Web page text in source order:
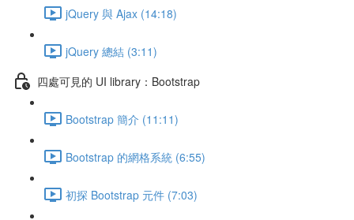
jQuery 與 Ajax (14:18)
jQuery 總結 (3:11)
四處可見的 UI library：Bootstrap
Bootstrap 簡介 (11:11)
Bootstrap 的網格系統 (6:55)
初探 Bootstrap 元件 (7:03)